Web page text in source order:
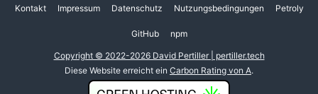
Kontakt Impressum Datenschutz Nutzungsbedingungen Petroly
GitHub npm
Copyright © 2022-2026 David Pertiller | pertiller.tech
Diese Website erreicht ein Carbon Rating von A.